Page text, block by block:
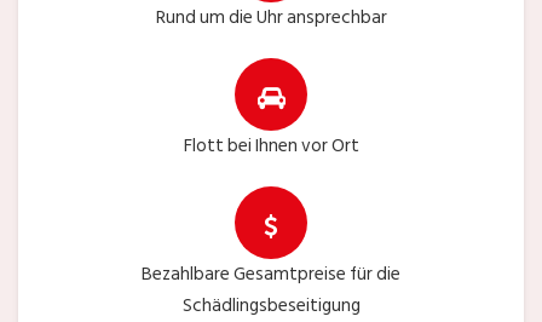
Rund um die Uhr ansprechbar
Flott bei Ihnen vor Ort
Bezahlbare Gesamtpreise für die
Schädlingsbeseitigung